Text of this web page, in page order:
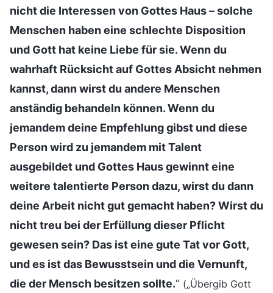
nicht die Interessen von Gottes Haus – solche
Menschen haben eine schlechte Disposition
und Gott hat keine Liebe für sie. Wenn du
wahrhaft Rücksicht auf Gottes Absicht nehmen
kannst, dann wirst du andere Menschen
anständig behandeln können. Wenn du
jemandem deine Empfehlung gibst und diese
Person wird zu jemandem mit Talent
ausgebildet und Gottes Haus gewinnt eine
weitere talentierte Person dazu, wirst du dann
deine Arbeit nicht gut gemacht haben? Wirst du
nicht treu bei der Erfüllung dieser Pflicht
gewesen sein? Das ist eine gute Tat vor Gott,
und es ist das Bewusstsein und die Vernunft,
die der Mensch besitzen sollte.“ („Übergib Gott